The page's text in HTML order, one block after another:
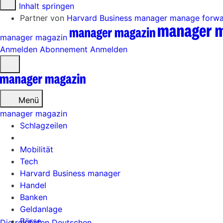
Zum Inhalt springen
Partner von Harvard Business manager manage
manager magazin
Anmelden Abonnement Anmelden
öffnen
Menü
Schlagzeilen
Mobilität
Tech
Harvard Business manager
Handel
Banken
Geldanlage
Börse
manager magazin